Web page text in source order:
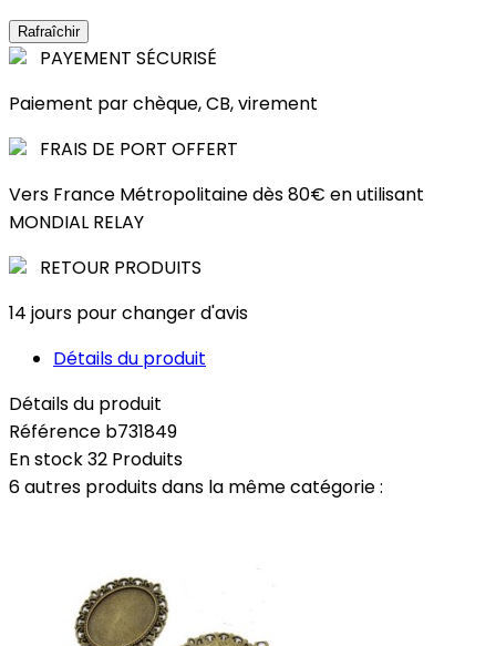
PAYEMENT SÉCURISÉ
Paiement par chèque, CB, virement
FRAIS DE PORT OFFERT
Vers France Métropolitaine dès 80€ en utilisant
MONDIAL RELAY
RETOUR PRODUITS
14 jours pour changer d'avis
Détails du produit
Détails du produit
Référence b731849
En stock32 Produits
6 autres produits dans la même catégorie :